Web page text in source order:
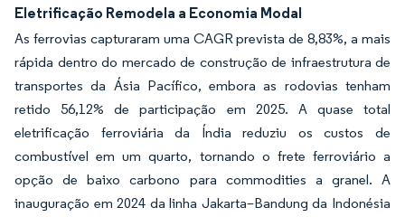
Eletrificação Remodela a Economia Modal
As ferrovias capturaram uma CAGR prevista de 8,83%, a mais
rápida dentro do mercado de construção de infraestrutura de
transportes da Ásia Pacífico, embora as rodovias tenham
retido 56,12% de participação em 2025. A quase total
eletrificação ferroviária da Índia reduziu os custos de
combustível em um quarto, tornando o frete ferroviário a
opção de baixo carbono para commodities a granel. A
inauguração em 2024 da linha Jakarta–Bandung da Indonésia